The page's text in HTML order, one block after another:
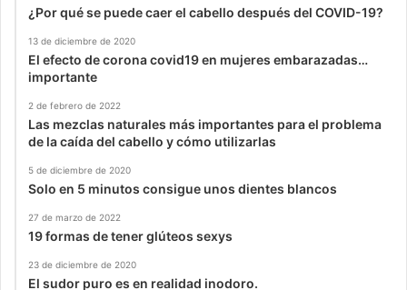
¿Por qué se puede caer el cabello después del COVID-19?
13 de diciembre de 2020
El efecto de corona covid19 en mujeres embarazadas…
importante
2 de febrero de 2022
Las mezclas naturales más importantes para el problema
de la caída del cabello y cómo utilizarlas
5 de diciembre de 2020
Solo en 5 minutos consigue unos dientes blancos
27 de marzo de 2022
19 formas de tener glúteos sexys
23 de diciembre de 2020
El sudor puro es en realidad inodoro.